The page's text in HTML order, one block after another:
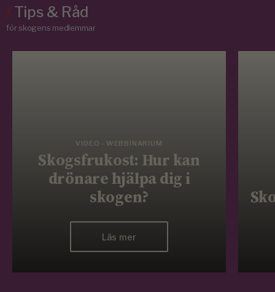
/Tips & Råd
för skogens medlemmar
VIDEO - WEBBINARIUM
Skogsfrukost: Hur kan
drönare hjälpa dig i
skogen?
Läs mer